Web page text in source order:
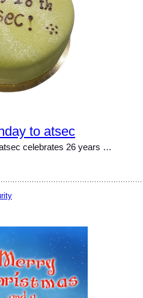
to atsec
celebrates 26 years …